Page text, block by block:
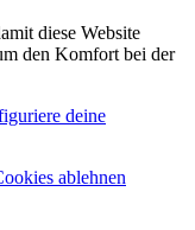
diese Website
den Komfort bei der
deine
ablehnen